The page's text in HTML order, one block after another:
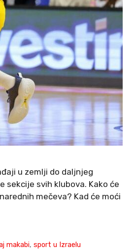
u zemlji do daljnjeg
sekcije svih klubova. Kako će
mečeva? Kad će moći
makabi,sport u Izraelu